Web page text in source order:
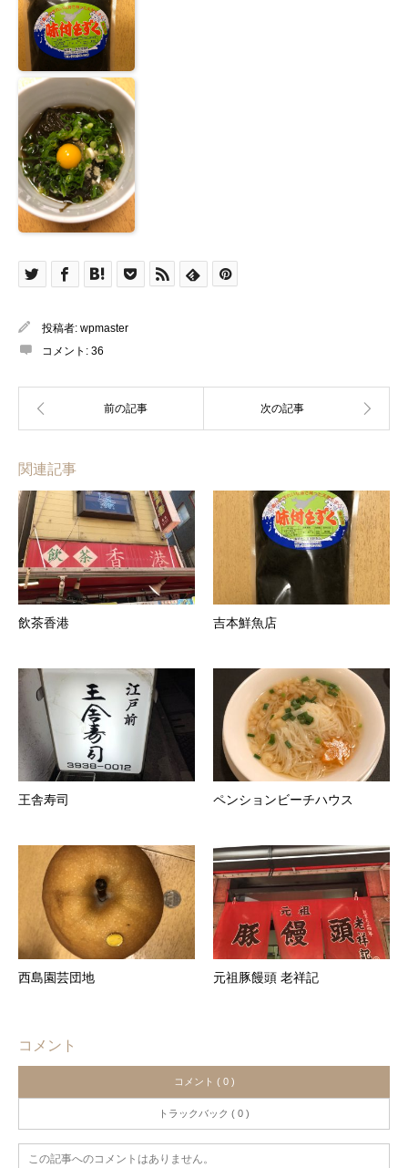
投稿者: wpmaster
コメント: 36
関連記事
飲茶香港 吉本鮮魚店
王舎寿司 ペンションビーチハウス
西島園芸団地 元祖豚饅頭 老祥記
コメント
コメント ( 0 )
トラックバック ( 0 )
この記事へのコメントはありません。